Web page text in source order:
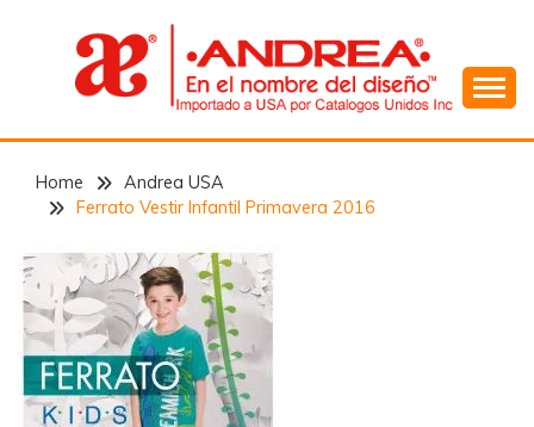
ANDREA
Home
Andrea USA
Ferrato Vestir Infantil Primavera 2016